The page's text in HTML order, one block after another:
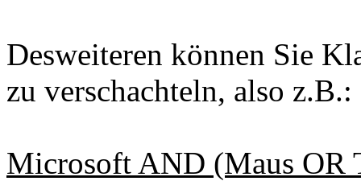
Desweiteren können Sie
zu verschachteln, also z.B.:
Microsoft AND (Maus OR